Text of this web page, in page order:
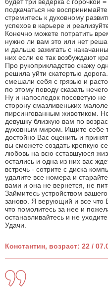
будет три ведерка с горочкой
подкачаться не
стремитесь к духовному
успехов в карьере и
Конечно можете потратить
нужно ли вам это или нет
и дальше зажигать с
них если ее так возбуждают
Про рукоприкладство скажу
решила уйти скатертью
смешали себя с грязью и
по этому поводу сказать
Ну и напоследок посоветую не
сторону смазливеньких
пирсингованным животиком.
девушку близкую вам по
духовным миром. Ищите себе
достойно Вас оценить и
вы сможете создать крепкую
любовь на всю сставшуюся
остались и одна из них вас
встречь - сотрите с диска
удалите все номера и
вами и она не вернется, не
Займитесь устройством
заново. Я верующий и все что
что помолитесь за нее и
останавливайтесь и не
Удачи.
Константин, возраст: 22 /